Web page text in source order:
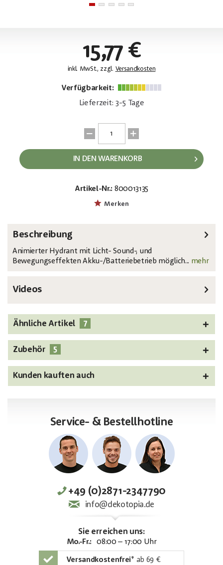
15,77 €
inkl. MwSt., zzgl. Versandkosten
Verfügbarkeit:
Lieferzeit: 3-5 Tage
IN DEN WARENKORB
Artikel-Nr.: 800013135
Merken
Beschreibung
Animierter Hydrant mit Licht- Sound-, und
Bewegungseffekten Akku-/Batteriebetrieb möglich... mehr
Videos
Ähnliche Artikel 7
Zubehör 5
Kunden kauften auch
Service- & Bestellhotline
+49 (0)2871-2347790
info@dekotopia.de
Sie erreichen uns:
Mo.-Fr.: 08:00 – 17:00 Uhr
Versandkostenfrei* ab 69 €